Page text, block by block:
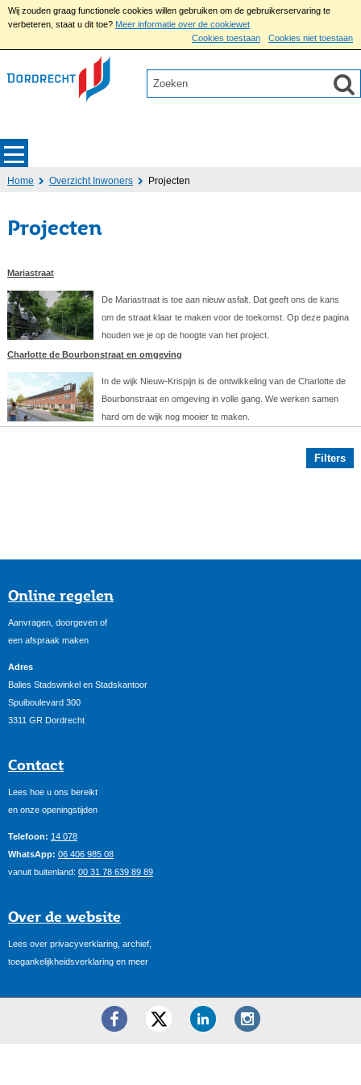
Wij zouden graag functionele cookies willen gebruiken om de gebruikerservaring te
verbeteren, staat u dit toe? Meer informatie over de cookiewet
Cookies toestaan
Cookies niet toestaan
Home Overzicht Inwoners Projecten
Projecten
Mariastraat
De Mariastraat is toe aan nieuw asfalt. Dat geeft ons de kans
om de straat klaar te maken voor de toekomst. Op deze pagina
houden we je op de hoogte van het project.
Charlotte de Bourbonstraat en omgeving
In de wijk Nieuw-Krispijn is de ontwikkeling van de Charlotte de
Bourbonstraat en omgeving in volle gang. We werken samen
hard om de wijk nog mooier te maken.
Filters
Online regelen
Aanvragen, doorgeven of
een afspraak maken
Adres
Balies Stadswinkel en Stadskantoor
Spuiboulevard 300
3311 GR Dordrecht
Contact
Lees hoe u ons bereikt
en onze openingstijden
Telefoon: 14 078
WhatsApp: 06 406 985 08
vanuit buitenland: 00 31 78 639 89 89
Over de website
Lees over privacyverklaring, archief,
toegankelijkheidsverklaring en meer